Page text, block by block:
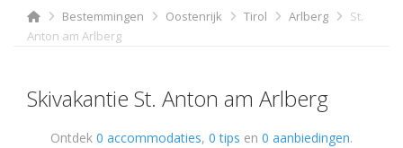
Bestemmingen Oostenrijk Tirol Arlberg
St.
Anton am Arlberg
Skivakantie St. Anton am Arlberg
Ontdek 0 accommodaties, 0 tips en 0 aanbiedingen.